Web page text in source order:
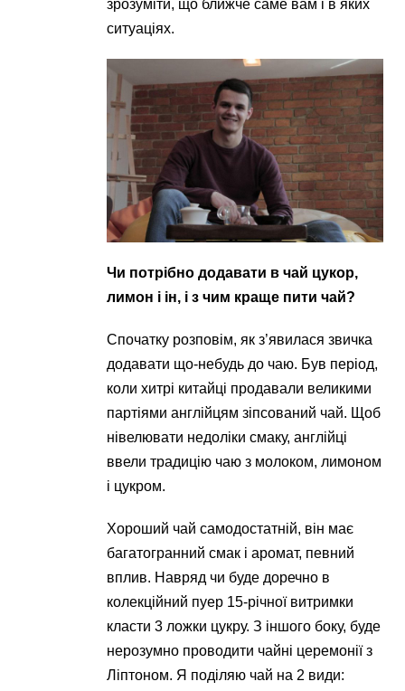
зрозуміти, що ближче саме вам і в яких
ситуаціях.
Чи потрібно додавати в чай ​​цукор,
лимон і ін, і з чим краще пити чай?
Спочатку розповім, як з’явилася звичка
додавати що-небудь до чаю. Був період,
коли хитрі китайці продавали великими
партіями англійцям зіпсований чай. Щоб
нівелювати недоліки смаку, англійці
ввели традицію чаю з молоком, лимоном
і цукром.
Хороший чай самодостатній, він має
багатогранний смак і аромат, певний
вплив. Навряд чи буде доречно в
колекційний пуер 15-річної витримки
класти 3 ложки цукру. З іншого боку, буде
нерозумно проводити чайні церемонії з
Ліптоном. Я поділяю чай на 2 види: